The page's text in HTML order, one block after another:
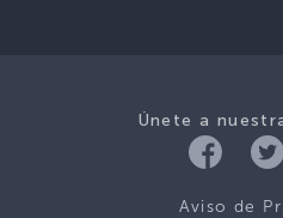
Únete a
Aviso de